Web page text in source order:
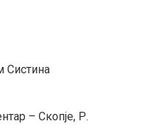
Систина
– Скопје, Р.